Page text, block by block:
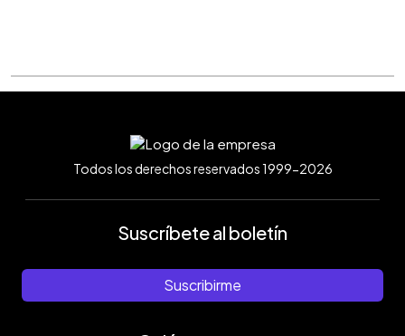
Todos los derechos reservados 1999-2026
Suscríbete al boletín
Suscribirme